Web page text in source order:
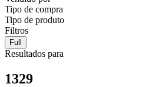
Tipo de compra
Tipo de produto
Filtros
Full
Resultados para
1329